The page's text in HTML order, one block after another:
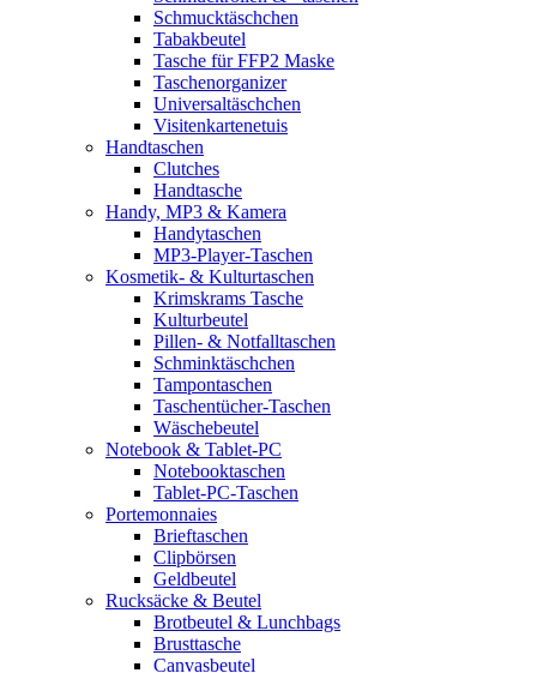
Schmucktäschchen
Tabakbeutel
Tasche für FFP2 Maske
Taschenorganizer
Universaltäschchen
Visitenkartenetuis
Handtaschen
Clutches
Handtasche
Handy, MP3 & Kamera
Handytaschen
MP3-Player-Taschen
Kosmetik- & Kulturtaschen
Krimskrams Tasche
Kulturbeutel
Pillen- & Notfalltaschen
Schminktäschchen
Tampontaschen
Taschentücher-Taschen
Wäschebeutel
Notebook & Tablet-PC
Notebooktaschen
Tablet-PC-Taschen
Portemonnaies
Brieftaschen
Clipbörsen
Geldbeutel
Rucksäcke & Beutel
Brotbeutel & Lunchbags
Brusttasche
Canvasbeutel